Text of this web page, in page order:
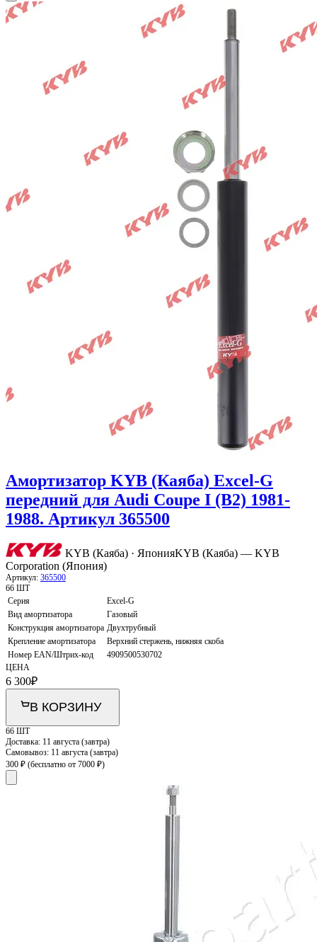
Амортизатор KYB (Каяба) Excel-G
передний для Audi Coupe I (B2) 1981-
1988. Артикул 365500
KYB (Каяба) · ЯпонияKYB (Каяба) — KYB
Corporation (Япония)
Артикул: 365500
66 ШТ
Серия
Excel-G
Вид амортизатора
Газовый
Конструкция амортизатора Двухтрубный
Крепление амортизатора
Верхний стержень, нижняя скоба
Номер EAN/Штрих-код
4909500530702
ЦЕНА
6 300₽
В КОРЗИНУ
66 ШТ
Доставка: 11 августа (завтра)
Самовывоз: 11 августа (завтра)
300 ₽ (бесплатно от 7000 ₽)